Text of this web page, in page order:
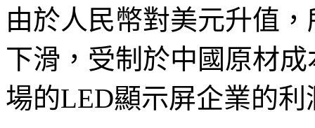
由於人民幣對美元升值
下滑，受制於中國原材
場的LED顯示屏企業的